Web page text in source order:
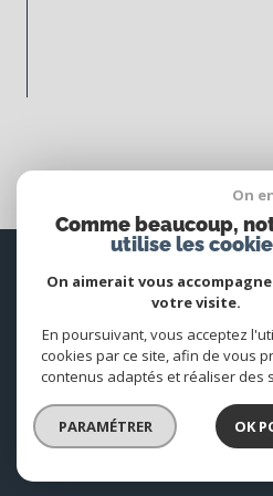
Leaflet|
Espace
Se
© 2026 | Tous droits réservés |
Nos honoraires
Plan du site Mentions légales
On
Comme beaucoup,
utilise les
On aimerait vous
votre visite.
En poursuivant, vous acceptez
cookies par ce site, afin de vous
contenus adaptés et réaliser des
PARAMÉTRER OK